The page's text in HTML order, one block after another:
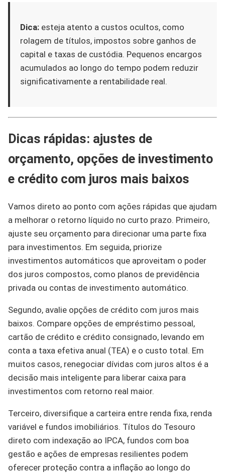
Dica: esteja atento a custos ocultos, como
rolagem de títulos, impostos sobre ganhos de
capital e taxas de custódia. Pequenos encargos
acumulados ao longo do tempo podem reduzir
significativamente a rentabilidade real.
Dicas rápidas: ajustes de
orçamento, opções de investimento
e crédito com juros mais baixos
Vamos direto ao ponto com ações rápidas que ajudam
a melhorar o retorno líquido no curto prazo. Primeiro,
ajuste seu orçamento para direcionar uma parte fixa
para investimentos. Em seguida, priorize
investimentos automáticos que aproveitam o poder
dos juros compostos, como planos de previdência
privada ou contas de investimento automático.
Segundo, avalie opções de crédito com juros mais
baixos. Compare opções de empréstimo pessoal,
cartão de crédito e crédito consignado, levando em
conta a taxa efetiva anual (TEA) e o custo total. Em
muitos casos, renegociar dívidas com juros altos é a
decisão mais inteligente para liberar caixa para
investimentos com retorno real maior.
Terceiro, diversifique a carteira entre renda fixa, renda
variável e fundos imobiliários. Títulos do Tesouro
direto com indexação ao IPCA, fundos com boa
gestão e ações de empresas resilientes podem
oferecer proteção contra a inflação ao longo do